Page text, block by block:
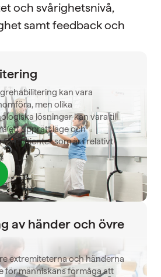
och svårighetsnivå,
samt feedback och
kan vara
men olika
lösningar kan vara till
ett upprätt läge och
patienter som är i relativt
av händer och övre
extremiteterna och händerna
för människans förmåga att